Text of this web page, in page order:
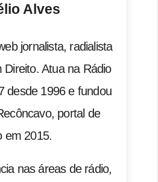
Alves
jornalista, radialista
Direito. Atua na Rádio
desde 1996 e fundou
portal de
em 2015.
nas áreas de rádio,